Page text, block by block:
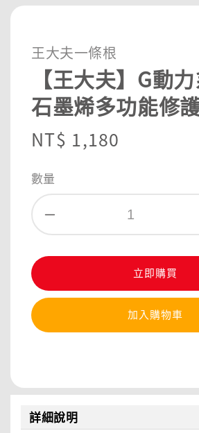
王大夫一條根
【王大夫】G動
石墨烯多功能修
Regular
NT$ 1,180
數量
立即購買
加入購物車
詳細說明